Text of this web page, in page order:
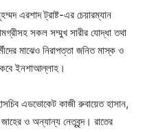
এরশাদ ট্রাষ্ট-এর চেয়ারম্যান
সকল সম্মুখ সারীর যোদ্ধা তথা
মাঝেও নিরাপত্তা জনিত মাস্ক ও
ইনশাআল্লাহ।
এডভোকেট কাজী রুবায়েত হাসান,
ও অন্যান্য নেতৃবৃন্দ। রাতের